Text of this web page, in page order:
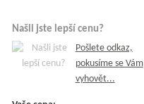
Našli jste lepší cenu?
Pošlete odkaz,
pokusíme se Vám
vyhovět...